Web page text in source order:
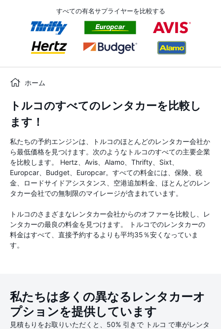
すべての有名サプライヤーを比較する
ホーム
トルコのすべてのレンタカーを比較し
ます！
私たちの予約エンジンは、トルコのほとんどのレンタカー会社か
ら最低価格を見つけます。次のようなトルコのすべての主要企業
を比較します。 Hertz、Avis、Alamo、Thrifty、Sixt、
Europcar、Budget、Europcar。すべての料金には、保険、税
金、ロードサイドアシスタンス、空港追加料金、ほとんどのレン
タカー会社での無制限のマイレージが含まれています。
トルコのさまざまなレンタカー会社からのオファーを比較し、レ
ンタカーの最良の料金を見つけます。 トルコでのレンタカーの
料金はすべて、直接予約するよりも平均35％安くなっていま
す。
私たちは多くの異なるレンタカーオ
プションを提供しています
見積もりをお取りいただくと、50% 引きで トルコ で車がレンタ